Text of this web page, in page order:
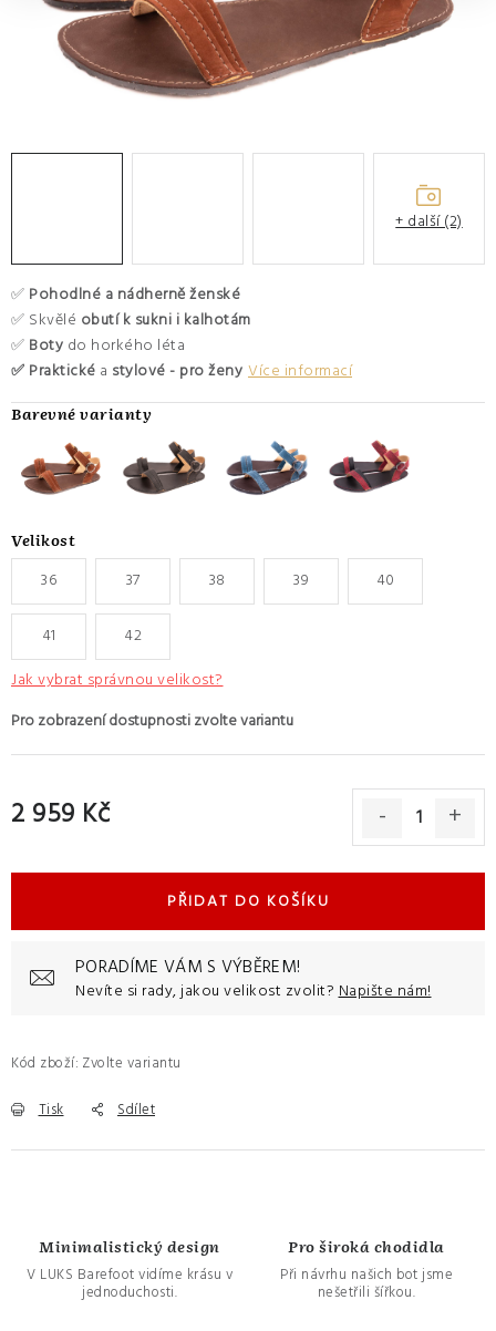
O nás Hodnocení obchodu
Moje objednávka
Výměna a vrácení zboží
Kontakty
✅ Pohodlné a nádherně ženské
✅ Skvělé obutí k sukni i kalhotám
✅ Boty do horkého léta
✅ Praktické a stylové - pro ženy Více informací
Velikost
36
37 38 39 40
41
42
Jak vybrat správnou velikost?
2 959 Kč
PŘIDAT DO KOŠÍKU
PORADÍME VÁM S VÝBĚREM!
Nevíte si rady, jakou velikost zvolit? Napište nám!
Kód zboží: Zvolte variantu
Tisk Sdílet
+ další (2)
Minimalistický design
V LUKS Barefoot vidíme krásu v
jednoduchosti.
Pro široká chodidla
Při návrhu našich bot jsme
nešetřili šířkou.